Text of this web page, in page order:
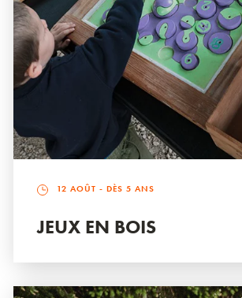
12 AOÛT - DÈS 5 ANS
JEUX EN BOIS